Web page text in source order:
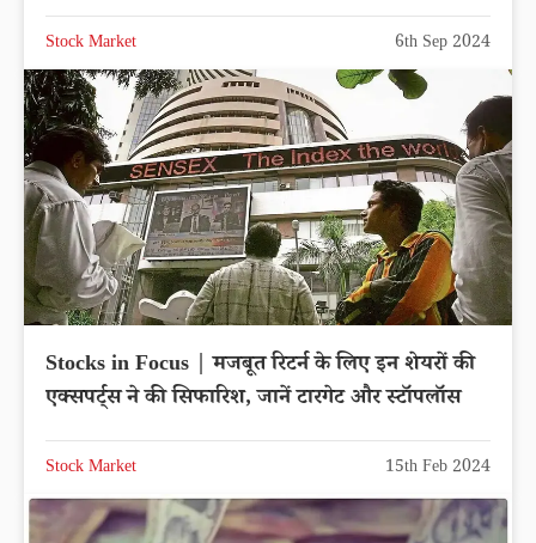
Stock Market 6th Sep 2024
Stocks in Focus | मजबूत रिटर्न के लिए इन शेयरों की
एक्सपर्ट्स ने की सिफारिश, जानें टारगेट और स्टॉपलॉस
Stock Market 15th Feb 2024